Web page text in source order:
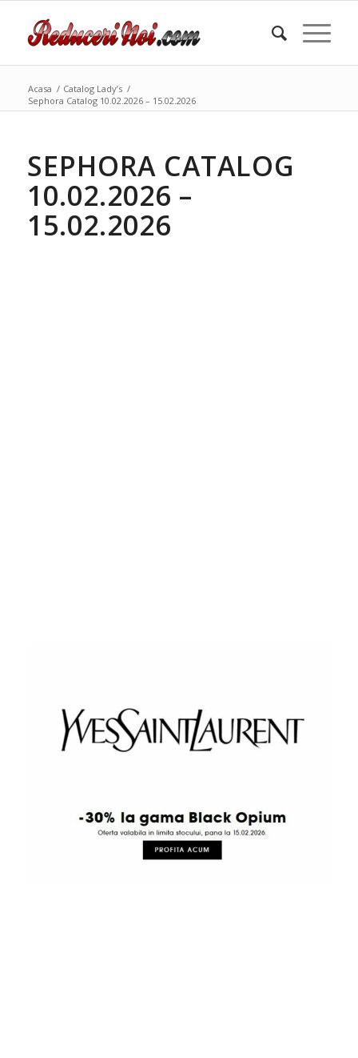
Acasa / Catalog Lady’s /
Sephora Catalog 10.02.2026 – 15.02.2026
SEPHORA CATALOG
10.02.2026 –
15.02.2026